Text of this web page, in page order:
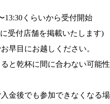
13:30くらいから受付開始
受付店舗を掲載いたします)
早目にお越しください。
と乾杯に間に合わない可能性
金後でも参加できなくなる場